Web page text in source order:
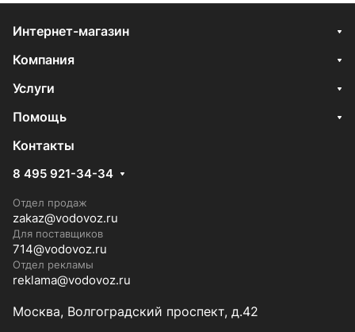
Интернет-магазин
Компания
Услуги
Помощь
Контакты
8 495 921-34-34
Отдел продаж
zakaz@vodovoz.ru
Для поставщиков
714@vodovoz.ru
Отдел рекламы
reklama@vodovoz.ru
Москва, Волгоградский проспект, д.42